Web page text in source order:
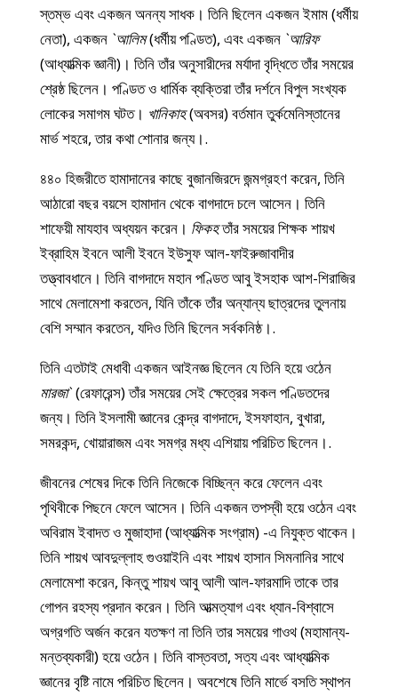
স্তম্ভ এবং একজন অনন্য সাধক। তিনি ছিলেন একজন ইমাম (ধর্মীয়
নেতা), একজন `আলিম(ধর্মীয় পণ্ডিত), এবং একজন `আরিফ
(আধ্যাত্মিক জ্ঞানী)। তিনি তাঁর অনুসারীদের মর্যাদা বৃদ্ধিতে তাঁর সময়ের
শ্রেষ্ঠ ছিলেন। পণ্ডিত ও ধার্মিক ব্যক্তিরা তাঁর দর্শনে বিপুল সংখ্যক
লোকের সমাগম ঘটত। খানিকাহ(অবসর) বর্তমান তুর্কমেনিস্তানের
মার্ভ শহরে, তার কথা শোনার জন্য।.
৪৪০ হিজরীতে হামাদানের কাছে বুজানজিরদে জন্মগ্রহণ করেন, তিনি
আঠারো বছর বয়সে হামাদান থেকে বাগদাদে চলে আসেন। তিনি
শাফেয়ী মাযহাব অধ্যয়ন করেন। ফিকহতাঁর সময়ের শিক্ষক শায়খ
ইব্রাহিম ইবনে আলী ইবনে ইউসুফ আল-ফাইরুজাবাদীর
তত্ত্বাবধানে। তিনি বাগদাদে মহান পণ্ডিত আবু ইসহাক আশ-শিরাজির
সাথে মেলামেশা করতেন, যিনি তাঁকে তাঁর অন্যান্য ছাত্রদের তুলনায়
বেশি সম্মান করতেন, যদিও তিনি ছিলেন সর্বকনিষ্ঠ।.
তিনি এতটাই মেধাবী একজন আইনজ্ঞ ছিলেন যে তিনি হয়ে ওঠেন
মারজা`(রেফারেন্স) তাঁর সময়ের সেই ক্ষেত্রের সকল পণ্ডিতদের
জন্য। তিনি ইসলামী জ্ঞানের কেন্দ্র বাগদাদে, ইসফাহান, বুখারা,
সমরকন্দ, খোয়ারাজম এবং সমগ্র মধ্য এশিয়ায় পরিচিত ছিলেন।.
জীবনের শেষের দিকে তিনি নিজেকে বিচ্ছিন্ন করে ফেলেন এবং
পৃথিবীকে পিছনে ফেলে আসেন। তিনি একজন তপস্বী হয়ে ওঠেন এবং
অবিরাম ইবাদত ও মুজাহাদা (আধ্যাত্মিক সংগ্রাম) -এ নিযুক্ত থাকেন।
তিনি শায়খ আবদুল্লাহ গুওয়াইনি এবং শায়খ হাসান সিমনানির সাথে
মেলামেশা করেন, কিন্তু শায়খ আবু আলী আল-ফারমাদি তাকে তার
গোপন রহস্য প্রদান করেন। তিনি আত্মত্যাগ এবং ধ্যান-বিশ্বাসে
অগ্রগতি অর্জন করেন যতক্ষণ না তিনি তার সময়ের গাওথ (মহামান্য-
মন্তব্যকারী) হয়ে ওঠেন। তিনি বাস্তবতা, সত্য এবং আধ্যাত্মিক
জ্ঞানের বৃষ্টি নামে পরিচিত ছিলেন। অবশেষে তিনি মার্ভে বসতি স্থাপন